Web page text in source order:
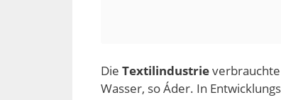
Die Textilindustrie
Wasser, so Áder. In